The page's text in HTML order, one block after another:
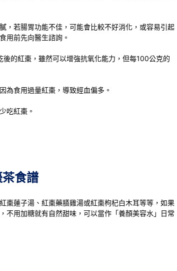
，若腸胃功能不佳，可能會比較不好消化，或容易引起
用前先向醫生諮詢。
的紅棗，雖然可以增強抗氧化能力，但每100公克的
為食用過量紅棗，導致經血偏多。
吃紅棗。
食譜
棗蓮子湯、紅棗藥膳雞湯或紅棗枸杞白木耳等等，如果
不用加糖就有自然甜味，可以當作「養顏美容水」日常